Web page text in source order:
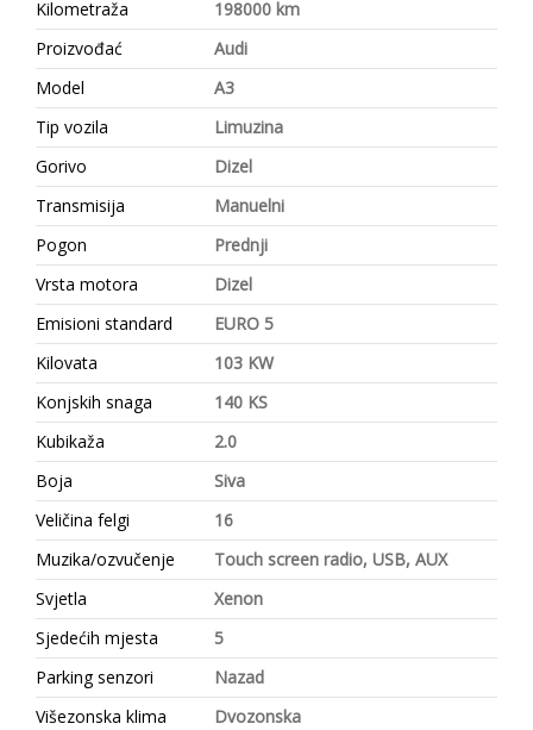
Kilometraža
198000 km
Proizvođać
Audi
Model
A3
Tip vozila
Limuzina
Gorivo
Dizel
Transmisija
Manuelni
Pogon
Prednji
Vrsta motora
Dizel
Emisioni standard
EURO 5
Kilovata
103 KW
Konjskih snaga
140 KS
Kubikaža
2.0
Boja
Siva
Veličina felgi
16
Muzika/ozvučenje
Touch screen radio, USB, AUX
Svjetla
Xenon
Sjedećih mjesta
5
Parking senzori
Nazad
Višezonska klima
Dvozonska